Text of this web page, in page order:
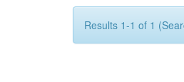
Results 1-1 of 1